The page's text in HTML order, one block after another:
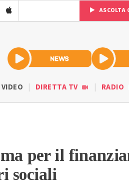
ASCOLTA
VIDEO DIRETTA TV RADIO
per il
sociali